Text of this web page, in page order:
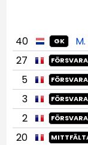
40 GK
27
5
3
2
20